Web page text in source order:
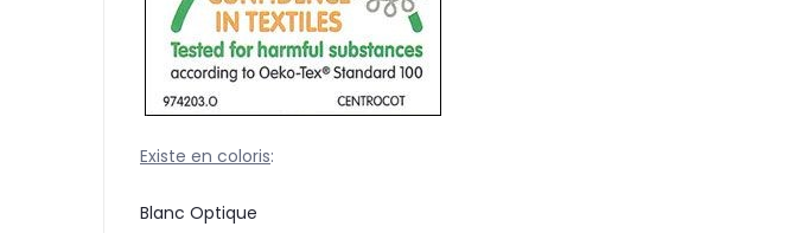
Existe en coloris:
Blanc Optique